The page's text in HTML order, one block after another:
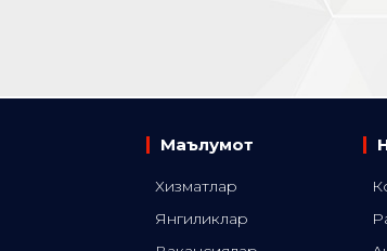
Маълумот
Хизматлар
Янгиликлар